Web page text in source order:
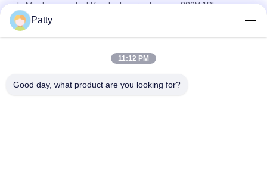
de Machine van het Voedselencrusting van 220V 1Ph voor
Maancake
OEM HONGXIN 760*1220mm de Machine van Ananastaartjes
Drie Vultrechters 1700*920mm Machine van
Patty
11:12 PM
Good day, what product are you looking for?